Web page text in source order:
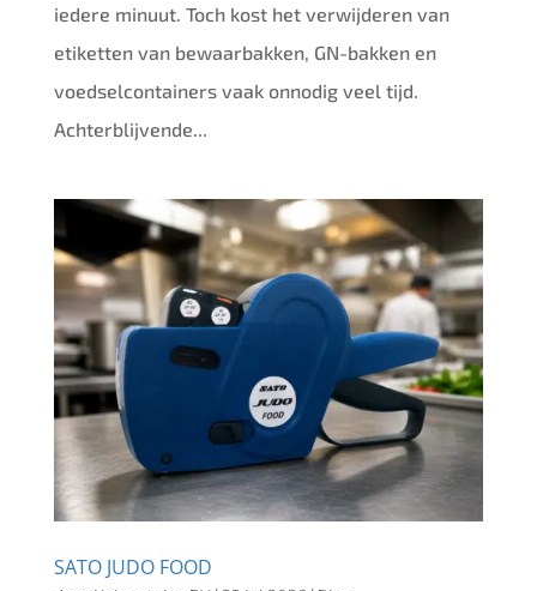
iedere minuut. Toch kost het verwijderen van
etiketten van bewaarbakken, GN-bakken en
voedselcontainers vaak onnodig veel tijd.
Achterblijvende...
SATO JUDO FOOD